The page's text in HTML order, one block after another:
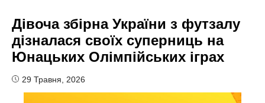
Дівоча збірна України з футзалу
дізналася своїх суперниць на
Юнацьких Олімпійських іграх
29 Травня, 2026